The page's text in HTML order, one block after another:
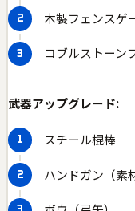
木製フェンスゲ
コブルストーン
武器アップグレード:
スチール棍棒
ハンドガン（素